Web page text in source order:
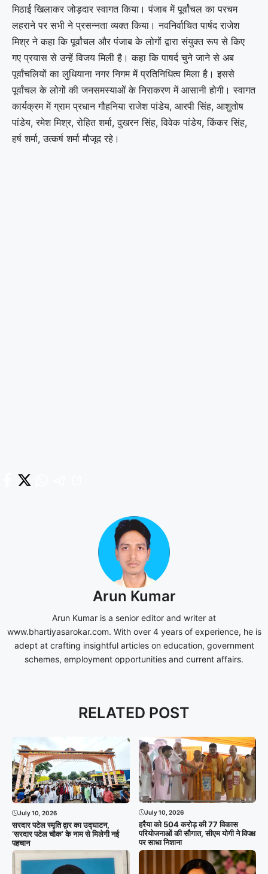
मिठाई खिलाकर जोड़दार स्वागत किया। पंजाब में पूर्वांचल का परचम
लहराने पर सभी ने प्रसन्नता व्यक्त किया। नवनिर्वाचित पार्षद राजेश
मिश्र ने कहा कि पूर्वांचल और पंजाब के लोगों द्वारा संयुक्त रूप से किए
गए प्रयास से उन्हें विजय मिली है। कहा कि पाषर्द चुने जाने से अब
पूर्वांचलियों का लुधियाना नगर निगम में प्रतिनिधित्व मिला है। इससे
पूर्वांचल के लोगों की जनसमस्याओं के निराकरण में आसानी होगी। स्वागत
कार्यक्रम में ग्राम प्रधान गौहनिया राजेश पांडेय, आरपी सिंह, आशुतोष
पांडेय, रमेश मिश्र, रोहित शर्मा, दुखरन सिंह, विवेक पांडेय, किंकर सिंह,
हर्ष शर्मा, उत्कर्ष शर्मा मौजूद रहे।
Arun Kumar
Arun Kumar is a senior editor and writer at
www.bhartiyasarokar.com. With over 4 years of experience, he is
adept at crafting insightful articles on education, government
schemes, employment opportunities and current affairs.
RELATED POST
July 10, 2026
सरदार पटेल स्मृति द्वार का उद्घाटन,
‘सरदार पटेल चौक’ के नाम से मिलेगी नई
पहचान
July 10, 2026
हरैया को 504 करोड़ की 77 विकास
परियोजनाओं की सौगात, सीएम योगी ने विपक्ष
पर साधा निशाना